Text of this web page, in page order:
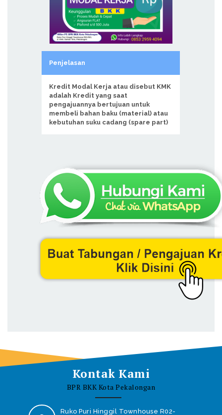
Penjelasan
Kredit Modal Kerja atau disebut KMK
adalah Kredit yang saat
pengajuannya bertujuan untuk
membeli bahan baku (material) atau
kebutuhan suku cadang (spare part)
Kontak Kami
BPR BKK Kota Pekalongan
Ruko Puri Hinggil Townhouse R02-